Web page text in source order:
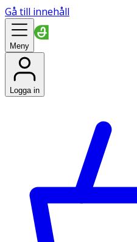
Gå till innehåll
Meny
Logga in